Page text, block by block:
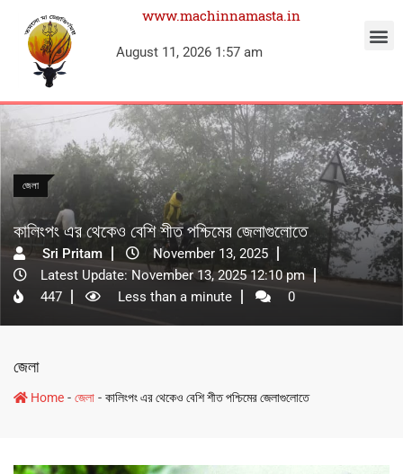
www.machinnamasta.in
August 11, 2026 1:57 am
জেলা
কালিংপং এর থেকেও বেশি শীত পশ্চিমের জেলাগুলোতে
Sri Pritam
November 13, 2025
Latest Update: November 13, 2025 12:10 pm
447
Less than a minute 0
জেলা
Home - জেলা - কালিংপং এর থেকেও বেশি শীত পশ্চিমের জেলাগুলোতে